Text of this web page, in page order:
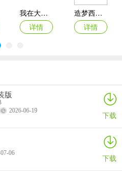
精灵古怪的失忆少女，高洁正直的
甚至行踪诡秘的职装丽人...除了与
同经历一段段笑泪交织的大冒险，
分享奇遇，或是共同完成「同行任
绍
念我从列车上醒来那天的。
我在大清当皇帝折扣端
详情
造梦西游ol腾讯版
详情
永恒之塔2苹果版
原始传奇百度客户端
版
2026-06-19 下载
06 下载